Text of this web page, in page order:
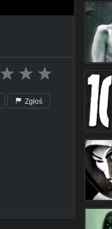
Zgłoś